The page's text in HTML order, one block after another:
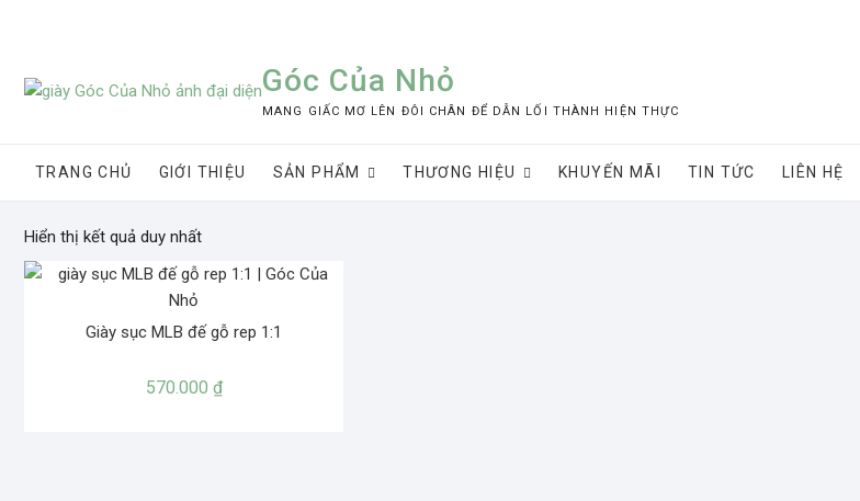
Góc Của Nhỏ
MANG GIẤC MƠ LÊN ĐÔI CHÂN ĐỂ DẪN LỐI THÀNH HIỆN THỰC
TRANG CHỦ GIỚI THIỆU SẢN PHẨM THƯƠNG HIỆU KHUYẾN MÃI TIN TỨC LIÊN HỆ
Hiển thị kết quả duy nhất
Giày sục MLB đế gỗ rep 1:1
570.000 ₫